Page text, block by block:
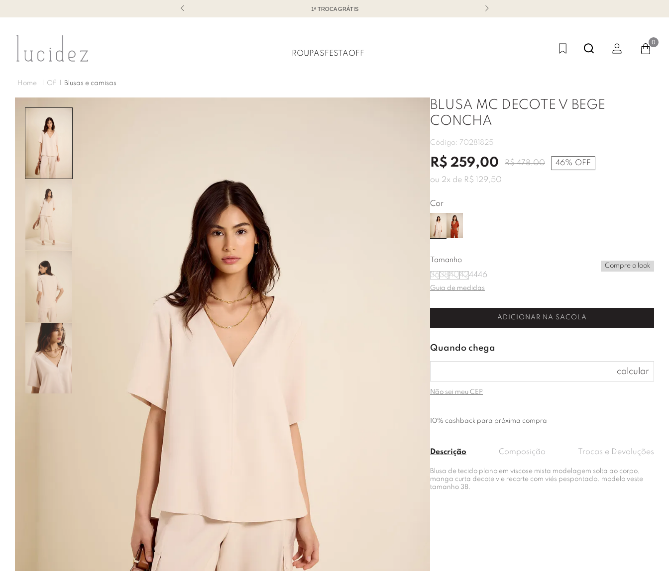
TODO OFF COM ATÉ 60% DE DESCONTO
ROUPASFESTAOFF
0
Off Blusas e camisas
BLUSA MC DECOTE V BEGE
CONCHA
Código: 70281825
R$ 259,00 R$ 478,00 46% OFF
ou 2x de R$ 129,50
Cor
Tamanho
363840424446
Compre o look
Guia de medidas
ADICIONAR NA SACOLA
Não sei meu CEP
10% cashback para próxima compra
Descrição Composição Trocas e Devoluções
Blusa de tecido plano em viscose mista modelagem solta ao corpo,
manga curta decote v e recorte com viés pespontado. modelo veste
tamanho 38.